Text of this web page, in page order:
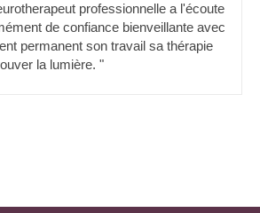
professionnelle a l'écoute
de confiance bienveillante avec
permanent son travail sa thérapie
la lumière. "